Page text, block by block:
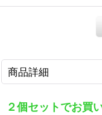
商品詳細
２個セットでお買